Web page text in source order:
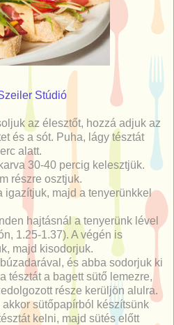
Stúdió
az élesztőt, hozzá adjuk az
és a sót. Puha, lágy tésztát
alatt.
30-40 percig kelesztjük.
részre osztjuk.
igazítjuk, majd a tenyerünkkel
hajtásnál a tenyerünk lével
1.25-1.37). A végén is
majd kisodorjuk.
és abba sodorjuk ki
tésztát a bagett sütő lemezre,
része kerüljön alulra.
sütőpapírból készítsünk
kelni, majd sütés előtt